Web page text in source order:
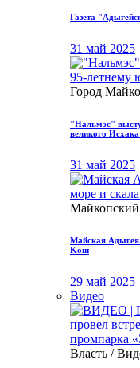
Газета
31 май 2025
Город
"Нальмэс"
великого
31 май 2025
Μайская
Κoш
29 май 2025
Видео
Власть /